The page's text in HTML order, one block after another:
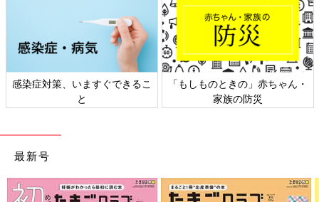
いたら、「そう見えなくもないけど･･･。まだわかりません」と
言われました。
出生時の息子の体重は、2380ｇでした。
生まれたばかりの長男の写真を見ても、ダウン症の
疑いが頭から離れない
感染症対策、いますぐできるこ
と
「もしものときの」赤ちゃん・
家族の防災
最新号